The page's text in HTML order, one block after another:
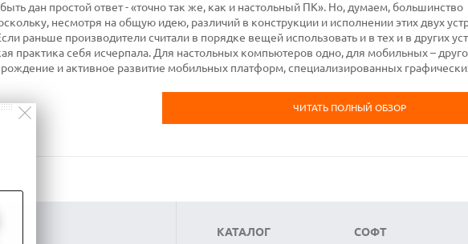
дан простой ответ - «точно так же, как и настольный ПК». Но, думаем, большинство
несмотря на общую идею, различий в конструкции и исполнении этих двух
раньше производители считали в порядке вещей использовать и в тех и в других
практика себя исчерпала. Для настольных компьютеров одно, для мобильных –
и активное развитие мобильных платформ, специализированных
ЧИТАТЬ ПОЛНЫЙ ОБЗОР
КАТАЛОГ СОФТ